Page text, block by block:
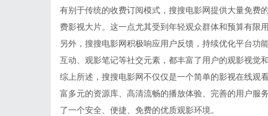
有别于传统的收费订阅模式，搜搜电影网提供大量免费
费影视大片。这一点尤其受到年轻观众群体和预算有限
另外，搜搜电影网积极响应用户反馈，持续优化平台功
互动、观影笔记等社交元素，都丰富了用户的观影视觉
综上所述，搜搜电影网不仅仅是一个简单的影视在线观
富多元的资源库、高清流畅的播放体验、完善的用户服
了一个安全、便捷、免费的优质观影环境。